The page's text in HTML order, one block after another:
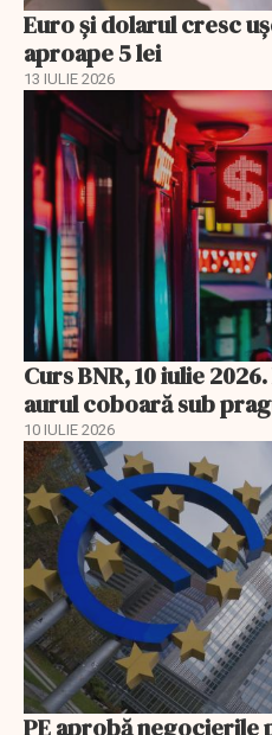
Euro și dolarul cresc
aproape 5 lei
13 IULIE 2026
Curs BNR, 10 iulie
aurul coboară sub
10 IULIE 2026
PE aprobă negocierile